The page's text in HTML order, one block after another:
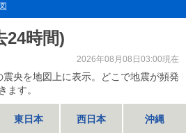
24時間)
2026年08月08日03:00現在
央を地図上に表示。どこで地震が頻発
ます。
東日本 西日本 沖縄